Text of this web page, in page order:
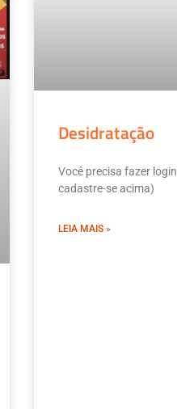
Desidratação
Você precisa fazer
cadastre-se acima)
LEIA MAIS »